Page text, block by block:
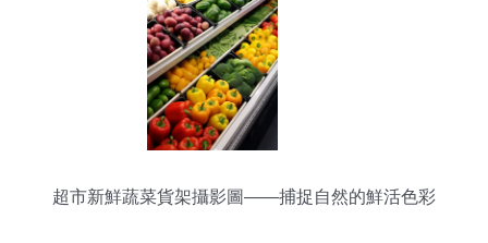
超市新鮮蔬菜貨架攝影圖——捕捉自然的鮮活色彩